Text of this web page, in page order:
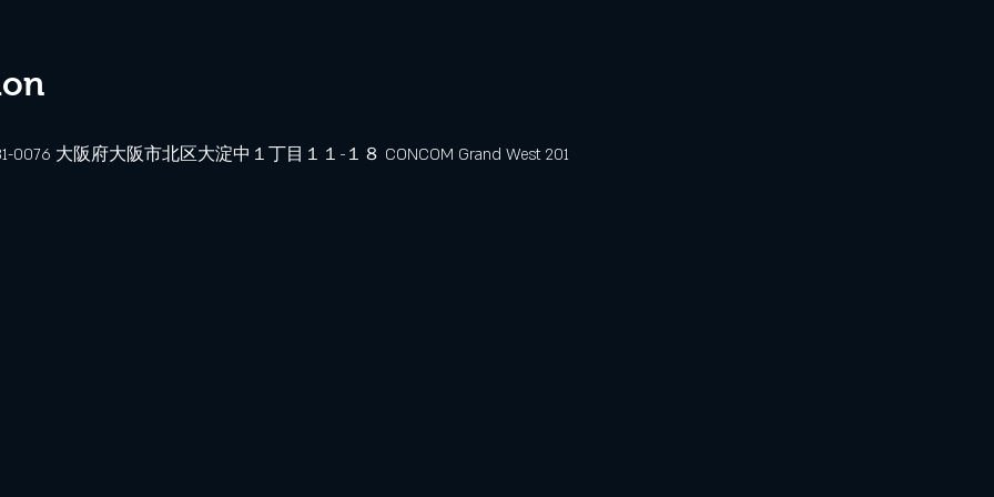
0076 大阪府大阪市北区大淀中１丁目１１−１８ CONCOM Grand West 201